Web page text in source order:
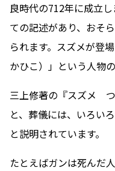
良時代の712年に成立
ての記述があり、おそ
られます。スズメが登
かひこ）」という人物
三上修著の『スズメ
と、葬儀には、いろい
と説明されています。
たとえばガンは死んだ